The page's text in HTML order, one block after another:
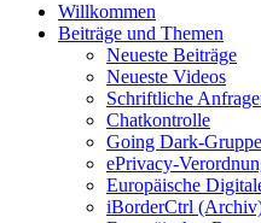
Willkommen
Beiträge und Themen
Neueste Beiträge
Neueste Videos
Schriftliche
Chatkontrolle
Going Dark-
ePrivacy-
Europäische
iBorderCtrl